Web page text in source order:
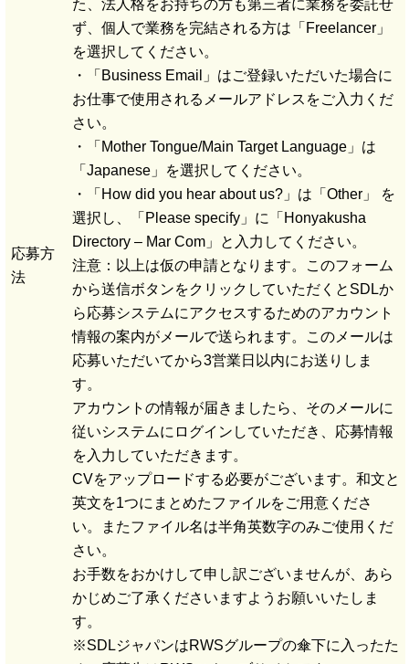
応募方
法
た、法人格をお持ちの方も第三者に業務を委託せ
ず、個人で業務を完結される方は「Freelancer」
を選択してください。
・「Business Email」はご登録いただいた場合に
お仕事で使用されるメールアドレスをご入力くだ
さい。
・「Mother Tongue/Main Target Language」は
「Japanese」を選択してください。
・「How did you hear about us?」は「Other」 を
選択し、「Please specify」に「Honyakusha
Directory – Mar Com」と入力してください。
注意：以上は仮の申請となります。このフォーム
から送信ボタンをクリックしていただくとSDLか
ら応募システムにアクセスするためのアカウント
情報の案内がメールで送られます。このメールは
応募いただいてから3営業日以内にお送りしま
す。
アカウントの情報が届きましたら、そのメールに
従いシステムにログインしていただき、応募情報
を入力していただきます。
CVをアップロードする必要がございます。和文と
英文を1つにまとめたファイルをご用意くださ
い。またファイル名は半角英数字のみご使用くだ
さい。
お手数をおかけして申し訳ございませんが、あら
かじめご了承くださいますようお願いいたしま
す。
※SDLジャパンはRWSグループの傘下に入ったた